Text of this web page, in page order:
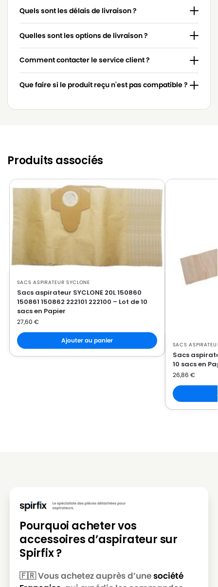
Quels sont les délais de livraison ?
Quelles sont les options de livraison ?
Comment contacter le service client ?
Que faire si le produit reçu n'est pas compatible ?
Produits associés
SACS ASPIRATEUR SYCLONE
Sacs aspirateur SYCLONE 20L 150860
150861 150862 222101 222100 – Lot de 10
sacs en Papier
27,60 €
Ajouter au panier SACS
Sacs
10 sacs en
26,86 €
Pourquoi acheter vos
accessoires d’aspirateur sur
Spirfix ?
🇫🇷 Vous achetez auprès d’unesociété